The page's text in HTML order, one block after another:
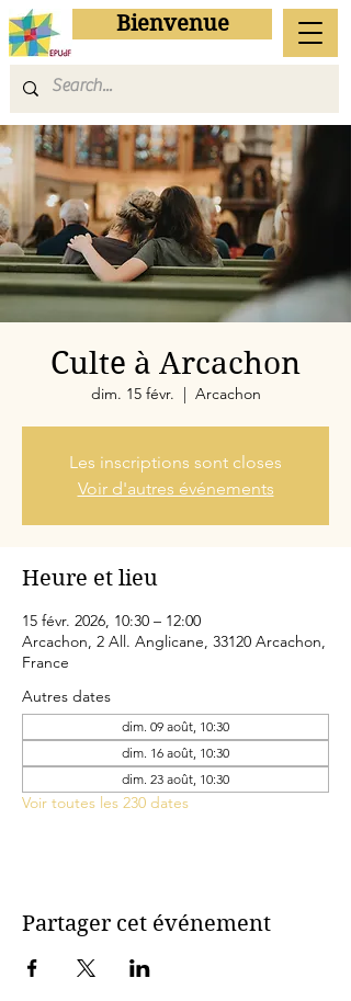
Bienvenue
Culte à Arcachon
dim. 15 févr.
  |
Arcachon
Les inscriptions sont closes
Voir d'autres événements
Heure et lieu
15 févr. 2026, 10:30 – 12:00
Arcachon, 2 All. Anglicane, 33120 Arcachon,
France
Autres dates
dim. 09 août, 10:30
dim. 16 août, 10:30
dim. 23 août, 10:30
Voir toutes les 230 dates
Partager cet événement